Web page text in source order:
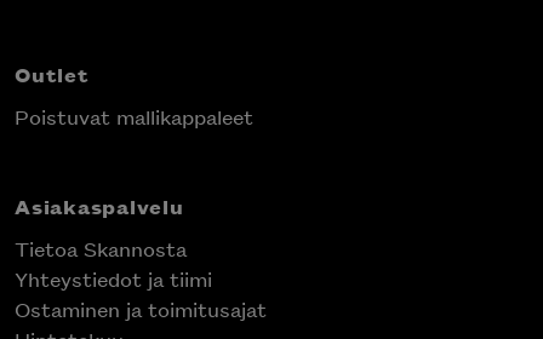
Outlet
Poistuvat mallikappaleet
Asiakaspalvelu
Tietoa Skannosta
Yhteystiedot ja tiimi
Ostaminen ja toimitusajat